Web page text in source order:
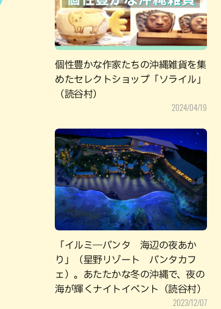
個性豊かな作家たちの沖縄雑貨を集
めたセレクトショップ「ソライル」
（読谷村）
2024/04/19
「イルミ―バンタ 海辺の夜あか
り」（星野リゾート バンタカフ
ェ）。あたたかな冬の沖縄で、夜の
海が輝くナイトイベント（読谷村）
2023/12/07